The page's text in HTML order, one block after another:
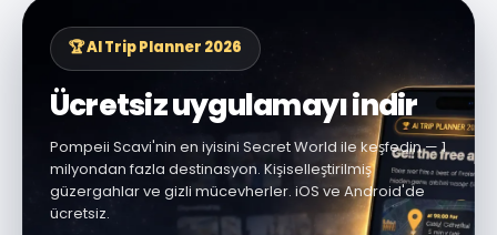
🏆 AI Trip Planner 2026
Ücretsiz uygulamayı indir
Pompeii Scavi'nin en iyisini Secret World ile keşfedin — 1
milyondan fazla destinasyon. Kişiselleştirilmiş
güzergahlar ve gizli mücevherler. iOS ve Android'de
ücretsiz.